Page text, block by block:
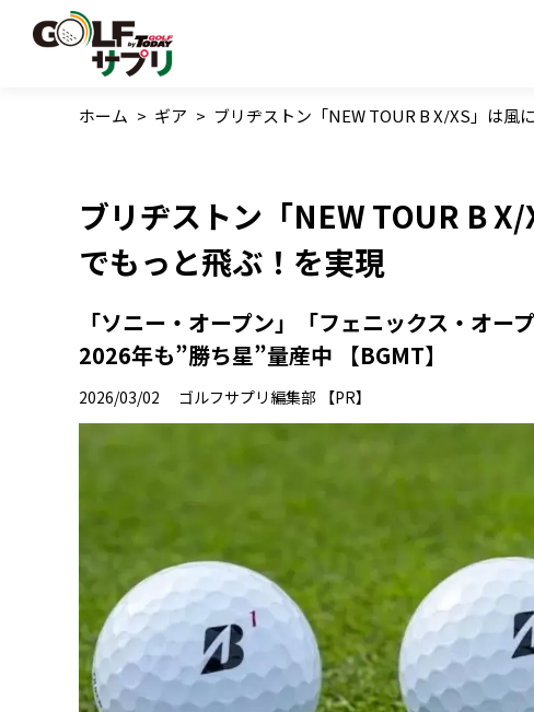
ホーム > ギア > ブリヂストン「NEW TOUR B X/XS」は風
ブリヂストン「NEW TOUR B
でもっと飛ぶ！を実現
「ソニー・オープン」「フェニックス・オー
2026年も”勝ち星”量産中 【BGMT】
2026/03/02 ゴルフサプリ編集部 【PR】